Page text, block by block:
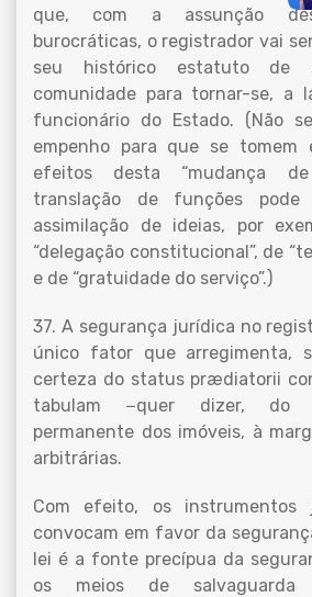
que, com a assunção
burocráticas, o registrador vai
seu histórico estatuto de
comunidade para tornar-se, a
funcionário do Estado. (Não
empenho para que se tomem
efeitos desta “mudança
translação de funções
assimilação de ideias, por
“delegação constitucional”, de
e de “gratuidade do serviço”.)
37. A segurança jurídica no
único fator que arregimenta,
certeza do status prædiatorii
tabulam −quer dizer, do
permanente dos imóveis, à
arbitrárias.
Com efeito, os instrumentos
convocam em favor da
lei é a fonte precípua da
os meios de salvaguarda